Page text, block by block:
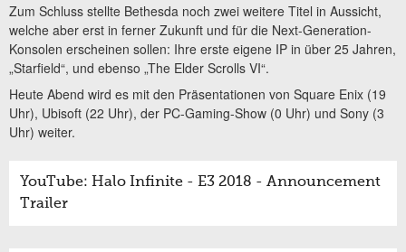
Zum Schluss stellte Bethesda noch zwei weitere Titel in Aussicht,
welche aber erst in ferner Zukunft und für die Next-Generation-
Konsolen erscheinen sollen: Ihre erste eigene IP in über 25 Jahren,
„Starfield“, und ebenso „The Elder Scrolls VI“.
Heute Abend wird es mit den Präsentationen von Square Enix (19
Uhr), Ubisoft (22 Uhr), der PC-Gaming-Show (0 Uhr) und Sony (3
Uhr) weiter.
YouTube: Halo Infinite - E3 2018 - Announcement
Trailer